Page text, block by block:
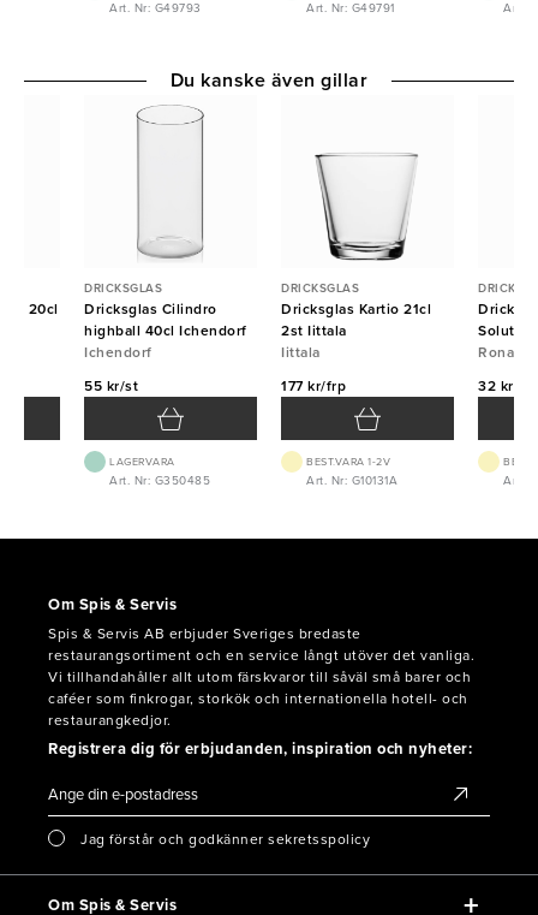
Art. Nr: G49793 Art. Nr: G49791 Art.
20cl
DRICKSGLAS
Dricksglas Cilindro
highball 40cl Ichendorf
Ichendorf
55 kr/st
LAGERVARA
Art. Nr: G350485
DRICKSGLAS
Dricksglas Kartio 21cl
2st Iittala
Iittala
177 kr/frp
BEST.VARA 1-2V
Art. Nr: G10131A
Rona
Rona
32 kr/st
Art.
Du kanske även gillar
Om Spis & Servis
Spis & Servis AB erbjuder Sveriges bredaste
restaurangsortiment och en service långt utöver det vanliga.
Vi tillhandahåller allt utom färskvaror till såväl små barer och
caféer som finkrogar, storkök och internationella hotell- och
restaurangkedjor.
Registrera dig för erbjudanden, inspiration och nyheter:
Jag förstår och godkänner sekretsspolicy
Om Spis & Servis